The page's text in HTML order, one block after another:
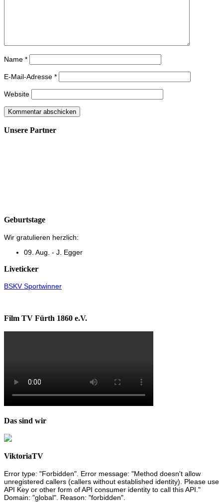
Name *
E-Mail-Adresse *
Website
Unsere Partner
Geburtstage
Wir gratulieren herzlich:
09. Aug. - J. Egger
Liveticker
BSKV Sportwinner
Film TV Fürth 1860 e.V.
Das sind wir
ViktoriaTV
Error type: "Forbidden". Error message: "Method doesn't allow
unregistered callers (callers without established identity). Please use
API Key or other form of API consumer identity to call this API."
Domain: "global". Reason: "forbidden".